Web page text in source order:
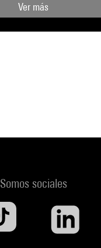
Ver más
Somos sociales